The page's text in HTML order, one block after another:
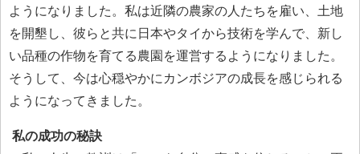
ようになりました。私は近隣の農家の人たちを雇い、土地
を開墾し、彼らと共に日本やタイから技術を学んで、新し
い品種の作物を育てる農園を運営するようになりました。
そうして、今は心穏やかにカンボジアの成長を感じられる
ようになってきました。
私の成功の秘訣